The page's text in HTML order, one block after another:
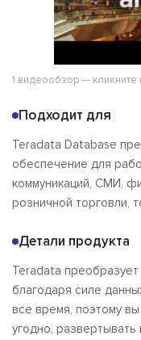
1 видеообзор — кликните
Подходит для
Teradata Database
обеспечение для
коммуникаций, СМИ,
розничной торговли,
Детали продукта
Teradata
благодаря силе
все время, поэтому
угодно,